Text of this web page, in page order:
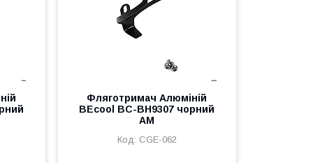
Фляготримач Алюмiнiй
BEcool BC-BH9307 чорний
AM
CGE-062